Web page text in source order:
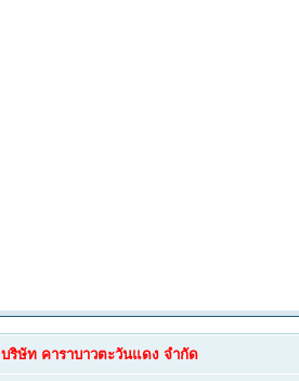
บริษัท คาราบาวตะวันแดง จำกัด